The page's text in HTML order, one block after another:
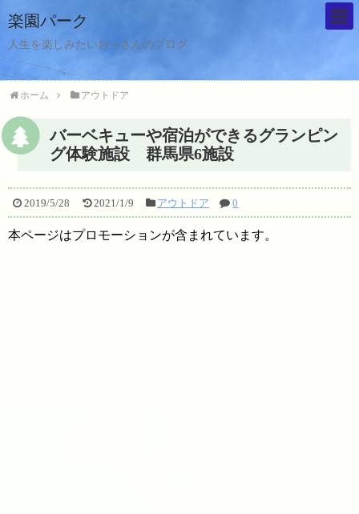
楽園パーク
人生を楽しみたいおっさんのブログ
ホーム アウトドア
バーベキューや宿泊ができるグランピン
グ体験施設 群馬県6施設
2019/5/28 2021/1/9 アウトドア 0
本ページはプロモーションが含まれています。